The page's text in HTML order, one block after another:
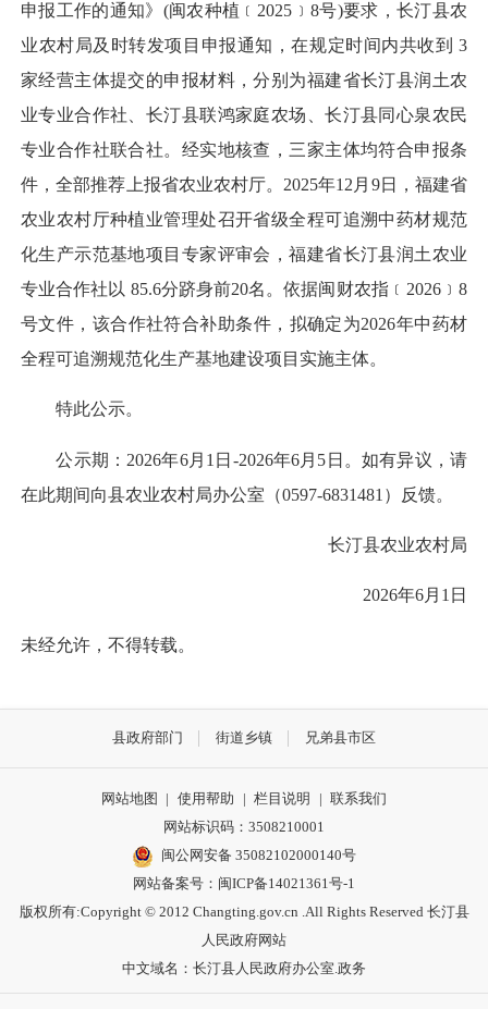
申报工作的通知》(闽农种植﹝2025﹞8号)要求，长汀县农
业农村局及时转发项目申报通知，在规定时间内共收到 3
家经营主体提交的申报材料，分别为福建省长汀县润土农
业专业合作社、长汀县联鸿家庭农场、长汀县同心泉农民
专业合作社联合社。经实地核查，三家主体均符合申报条
件，全部推荐上报省农业农村厅。2025年12月9日，福建省
农业农村厅种植业管理处召开省级全程可追溯中药材规范
化生产示范基地项目专家评审会，福建省长汀县润土农业
专业合作社以 85.6分跻身前20名。依据闽财农指﹝2026﹞8
号文件，该合作社符合补助条件，拟确定为2026年中药材
全程可追溯规范化生产基地建设项目实施主体。
特此公示。
公示期：2026年6月1日-2026年6月5日。如有异议，请
在此期间向县农业农村局办公室（0597-6831481）反馈。
长汀县农业农村局
2026年6月1日
未经允许，不得转载。
县政府部门 街道乡镇 兄弟县市区
网站地图 | 使用帮助 | 栏目说明 | 联系我们
网站标识码：3508210001
闽公网安备 35082102000140号
网站备案号： 闽ICP备14021361号-1
版权所有:Copyright © 2012 Changting.gov.cn .All Rights Reserved 长汀县
人民政府网站
中文域名：长汀县人民政府办公室.政务